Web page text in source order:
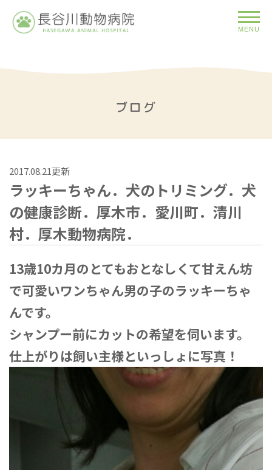
MENU
ブログ
2017.08.21更新
ラッキーちゃん．犬のトリミング．犬
の健康診断．厚木市．愛川町．清川
村．厚木動物病院．
13歳10カ月のとてもおとなしくて甘えん坊
で可愛いワンちゃん男の子のラッキーちゃ
んです。
シャンプー前にカットの希望を伺います。
仕上がりは飼い主様といっしょに写真！